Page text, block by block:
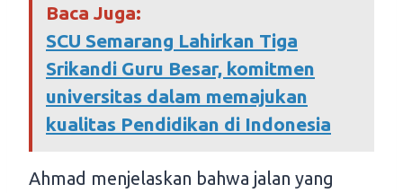
Baca Juga:
SCU Semarang Lahirkan Tiga
Srikandi Guru Besar, komitmen
universitas dalam memajukan
kualitas Pendidikan di Indonesia
Ahmad menjelaskan bahwa jalan yang